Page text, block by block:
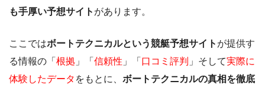
も手厚い予想サイト があります。
ここではボートテクニカルという競艇予想サイト が提供す
る情報の「 根拠 」「 信頼性 」「 口コミ評判 」そして実際に
体験したデータ をもとに、 ボートテクニカルの真相を徹底